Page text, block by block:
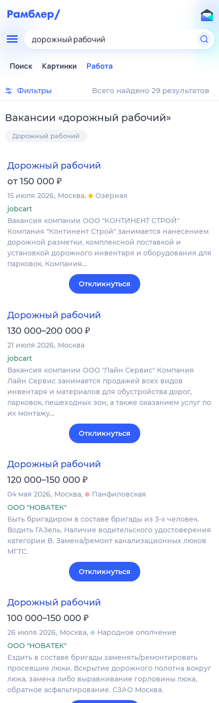
дорожный рабочий
Поиск Картинки Работа
Фильтры Всего найдено 29 результатов
Вакансии «дорожный рабочий»
Дорожный рабочий
Дорожный рабочий
от 150 000 ₽
15 июля 2026 Москва
Озерная
jobcart
Вакансия компании ООО "КОНТИНЕНТ СТРОЙ"
Компания "Континент Строй" занимается нанесением
дорожной разметки, комплексной поставкой и
установкой дорожного инвентаря и оборудования для
парковок. Компания…
Откликнуться
Дорожный рабочий
130 000–200 000 ₽
21 июля 2026 Москва
jobcart
Вакансия компании ООО "Лайн Сервис" Компания
Лайн Сервис занимается продажей всех видов
инвентаря и материалов для обустройства дорог,
парковок, пешеходных зон, а также оказанием услуг по
их монтажу…
Откликнуться
Дорожный рабочий
120 000–150 000 ₽
04 мая 2026 Москва
Панфиловская
ООО "НОВАТЕК"
Быть бригадиром в составе бригады из 3-х человек.
Водить ГАЗель. Наличие водительского удостоверения
категории B. Замена/ремонт канализационных люков
МГТС.
Откликнуться
Дорожный рабочий
100 000–150 000 ₽
26 июля 2026 Москва
Народное ополчение
ООО "НОВАТЕК"
Ездить в составе бригады заменять/ремонтировать
просевшие люки. Вскрытие дорожного полотна вокруг
люка, замена либо выравнивание горловины люка,
обратное асфальтирование. СЗАО Москва.